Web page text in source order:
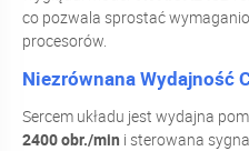
co pozwala sprostać
procesorów.
Niezrównana Wydajność
Sercem układu jest wydajna
2400 obr./min i sterowana